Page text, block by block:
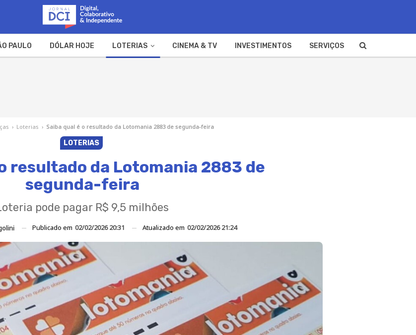
PAULO DÓLAR HOJE LOTERIAS CINEMA & TV INVESTIMENTOS SERVIÇOS
› Loterias › Saiba qual é o resultado da Lotomania 2883 de segunda-feira
LOTERIAS
resultado da Lotomania 2883 de
segunda-feira
pode pagar R$ 9,5 milhões
Publicado em 02/02/2026 20:31 Atualizado em 02/02/2026 21:24